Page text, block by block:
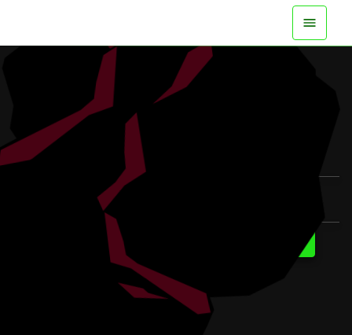
JÁ DISPONÍVEL EM TODAS AS PLATAFORMAS
ASSISTIR AO TRAILER